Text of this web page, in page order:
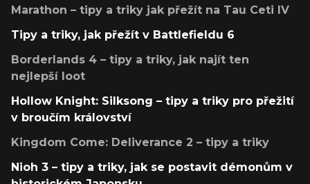
Marathon – tipy a triky jak přežít na Tau Ceti IV
Tipy a triky, jak přežít v Battlefieldu 6
Borderlands 4 – tipy a triky, jak najít ten
nejlepší loot
Hollow Knight: Silksong – tipy a triky pro přežití
v broučím království
Kingdom Come: Deliverance 2 – tipy a triky
Nioh 3 – tipy a triky, jak se postavit démonům v